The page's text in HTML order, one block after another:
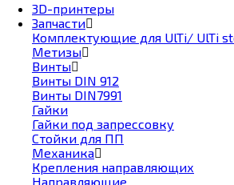
3D-принтеры
Запчасти
Комплектующие для UlTi/ UlTi
Метизы
Винты
Винты DIN 912
Винты DIN7991
Гайки
Гайки под запрессовку
Стойки для ПП
Механика
Крепления направляющих
Направляющие